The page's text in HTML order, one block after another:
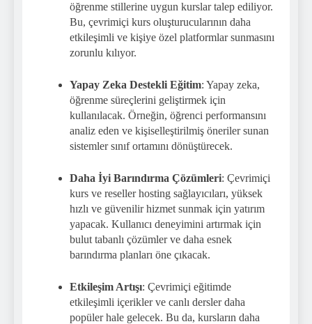
öğrenme stillerine uygun kurslar talep ediliyor.
Bu, çevrimiçi kurs oluşturucularının daha
etkileşimli ve kişiye özel platformlar sunmasını
zorunlu kılıyor.
Yapay Zeka Destekli Eğitim: Yapay zeka,
öğrenme süreçlerini geliştirmek için
kullanılacak. Örneğin, öğrenci performansını
analiz eden ve kişiselleştirilmiş öneriler sunan
sistemler sınıf ortamını dönüştürecek.
Daha İyi Barındırma Çözümleri: Çevrimiçi
kurs ve reseller hosting sağlayıcıları, yüksek
hızlı ve güvenilir hizmet sunmak için yatırım
yapacak. Kullanıcı deneyimini artırmak için
bulut tabanlı çözümler ve daha esnek
barındırma planları öne çıkacak.
Etkileşim Artışı: Çevrimiçi eğitimde
etkileşimli içerikler ve canlı dersler daha
popüler hale gelecek. Bu da, kursların daha